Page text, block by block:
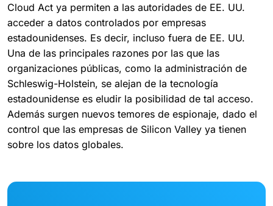
Cloud Act ya permiten a las autoridades de EE. UU.
acceder a datos controlados por empresas
estadounidenses. Es decir, incluso fuera de EE. UU.
Una de las principales razones por las que las
organizaciones públicas, como la administración de
Schleswig-Holstein, se alejan de la tecnología
estadounidense es eludir la posibilidad de tal acceso.
Además surgen nuevos temores de espionaje, dado el
control que las empresas de Silicon Valley ya tienen
sobre los datos globales.